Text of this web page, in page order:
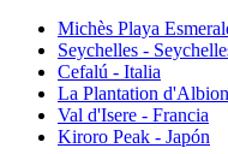
Michès Playa
Seychelles -
Cefalú - Italia
La Plantation
Val d'Isere - Francia
Kiroro Peak - Japón